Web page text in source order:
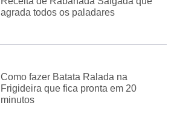
agrada todos os paladares
Como fazer Batata Ralada na
Frigideira que fica pronta em 20
minutos